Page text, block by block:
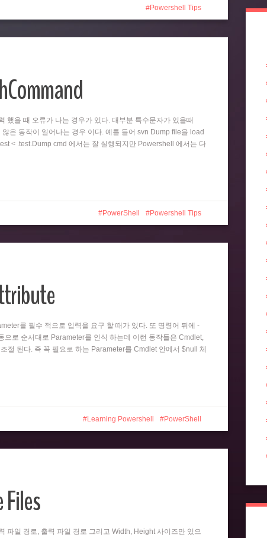
Powershell Tips
했을 때 오류가 나는 경우가 있다. 대부분 특수문자가 있을때
은 동작이 일어나는 경우 이다. 예를 들어 svn Dump file을 load
< .test.Dump cmd 에서는 잘 실행되지만 Powershell 에서는 다
PowerShell Powershell Tips
를 필수 적으로 입력을 요구 할 때가 있다. 또 명령어 뒤에 -
로 순서대로 Parameter를 인식 하는데 이런 동작들은 Cmdlet,
절 된다. 즉 꼭 필요로 하는 Parameter를 Cmdlet 안에서 $null 체
Learning Powershell PowerShell
일 경로, 출력 파일 경로 그리고 Width, Height 사이즈만 있으